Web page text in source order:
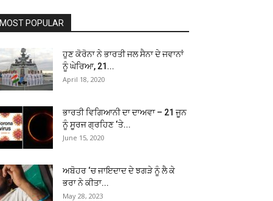
MOST POPULAR
ਹੁਣ ਕੋਰੋਨਾ ਨੇ ਭਾਰਤੀ ਜਲ ਸੈਨਾ ਦੇ ਜਵਾਨਾਂ
ਨੂੰ ਘੇਰਿਆ, 21...
April 18, 2020
ਭਾਰਤੀ ਵਿਗਿਆਨੀ ਦਾ ਦਾਅਵਾ – 21 ਜੂਨ
ਨੂੰ ਸੂਰਜ ਗ੍ਰਹਿਣ ‘ਤੇ...
June 15, 2020
ਅਬੋਹਰ ‘ਚ ਜਾਇਦਾਦ ਦੇ ਝਗੜੇ ਨੂੰ ਲੈ ਕੇ
ਭਰਾ ਨੇ ਕੀਤਾ...
May 28, 2023